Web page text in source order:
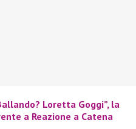
Loretta Goggi”, la
a Reazione a Catena